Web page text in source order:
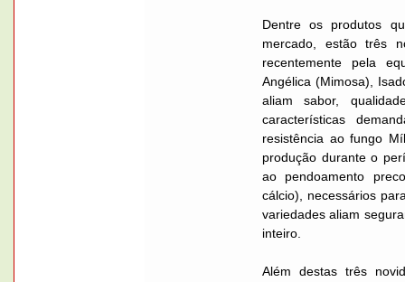
Dentre os produtos
mercado, estão três
recentemente pela
Angélica (Mimosa),
aliam sabor,
características
resistência ao fungo
produção durante o
ao pendoamento
cálcio), necessários
variedades aliam
inteiro.
Além destas três